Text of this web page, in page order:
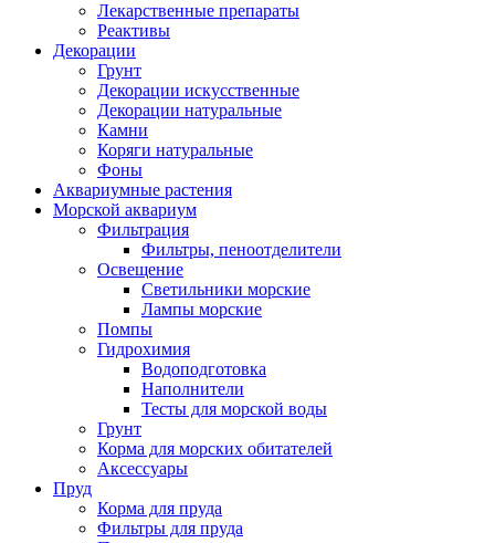
Лекарственные препараты
Реактивы
Декорации
Грунт
Декорации искусственные
Декорации натуральные
Камни
Коряги натуральные
Фоны
Аквариумные растения
Морской аквариум
Фильтрация
Фильтры, пеноотделители
Освещение
Светильники морские
Лампы морские
Помпы
Гидрохимия
Водоподготовка
Наполнители
Тесты для морской воды
Грунт
Корма для морских обитателей
Аксессуары
Пруд
Корма для пруда
Фильтры для пруда